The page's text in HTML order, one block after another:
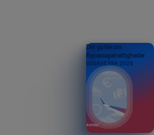
Din guide om
flypassagerrettigheder
UDGAVE FRA 2026